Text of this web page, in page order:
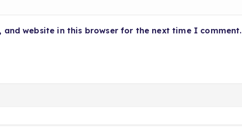
and website in this browser for the next time I comment.